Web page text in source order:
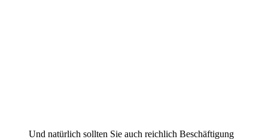
Und natürlich sollten Sie auch reichlich Beschäftigung